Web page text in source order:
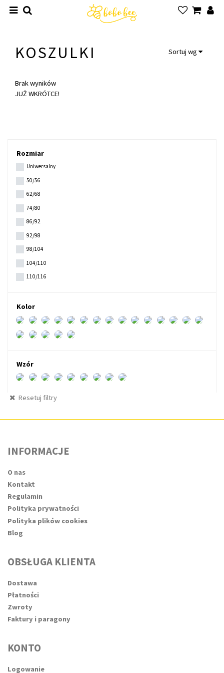
KOSZULKI Sortuj wg
Brak wyników
JUŻ WKRÓTCE!
Rozmiar
Uniwersalny
50/56
62/68
74/80
86/92
92/98
98/104
104/110
110/116
134/140
Kolor
Wzór
Resetuj filtry
INFORMACJE
O nas
Kontakt
Regulamin
Polityka prywatności
Polityka plików cookies
Blog
OBSŁUGA KLIENTA
Dostawa
Płatności
Zwroty
Faktury i paragony
KONTO
Logowanie